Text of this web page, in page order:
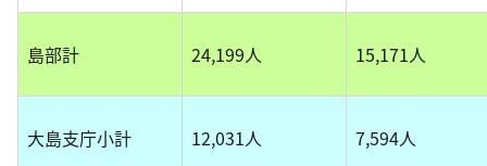
島部計 24,199人 15,171人
大島支庁小計 12,031人 7,594人